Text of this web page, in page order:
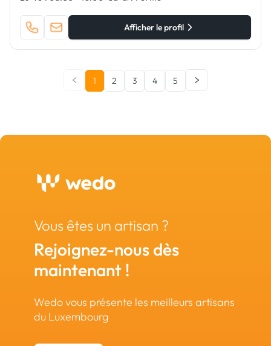
Afficher le profil
1 2 3 4 5
Vous êtes un artisan ?
Rejoignez-nous dès
maintenant !
Wedo vous présente les meilleurs artisans
du Luxembourg